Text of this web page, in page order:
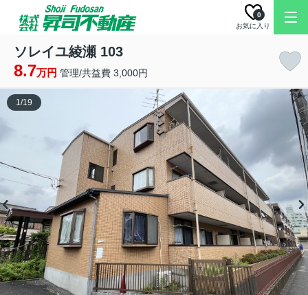
お気に入り
0
ソレイユ綾瀬 103
8.7万円 管理/共益費 3,000円
1/19